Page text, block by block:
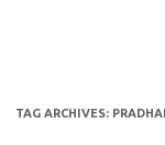
TAG ARCHIVES: